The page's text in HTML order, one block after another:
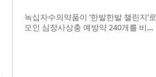
녹십자수의약품이 ‘한발한발 챌린지’로
모인 심장사상충 예방약 240개를 비글